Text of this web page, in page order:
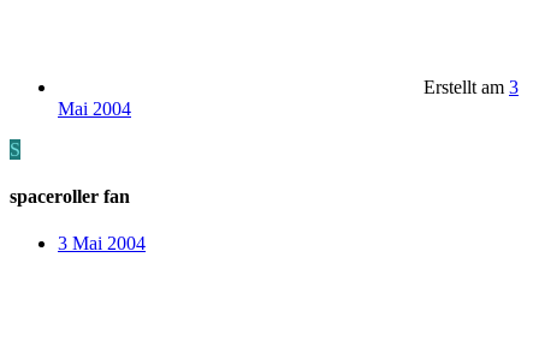
Erstellt am 3
Mai 2004
S
spaceroller fan
3 Mai 2004